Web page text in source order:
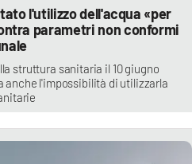
l'utilizzo dell'acqua «per
parametri non conformi
struttura sanitaria il 10 giugno
anche l'impossibilità di utilizzarla